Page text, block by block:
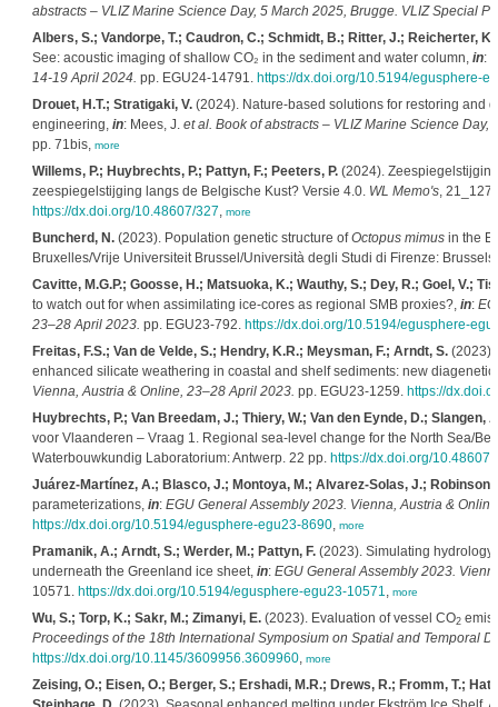
abstracts – VLIZ Marine Science Day, 5 March 2025, Brugge. VLIZ Special
Albers, S.; Vandorpe, T.; Caudron, C.; Schmidt, B.; Ritter, J.; Reicherter,
See: acoustic imaging of shallow CO₂ in the sediment and water column, in:
14-19 April 2024. pp. EGU24-14791. https://dx.doi.org/10.5194/egusphere-
Drouet, H.T.; Stratigaki, V.(2024). Nature-based solutions for restoring and
engineering, in: Mees, J. et al. Book of abstracts – VLIZ Marine Science
pp. 71bis, more
Willems, P.; Huybrechts, P.; Pattyn, F.; Peeters, P.(2024).
zeespiegelstijging langs de Belgische Kust? Versie 4.0. WL Memo's,
https://dx.doi.org/10.48607/327, more
Buncherd, N.(2023). Population genetic structure ofOctopus mimusin the
Bruxelles/Vrije Universiteit Brussel/Università degli Studi di Firenze:
Cavitte, M.G.P.; Goosse, H.; Matsuoka, K.; Wauthy, S.; Dey, R.; Goel, V.;
to watch out for when assimilating ice-cores as regional SMB proxies?, in:
23–28 April 2023. pp. EGU23-792. https://dx.doi.org/10.5194/egusphere-
Freitas, F.S.; Van de Velde, S.; Hendry, K.R.; Meysman, F.; Arndt, S.(2023).
enhanced silicate weathering in coastal and shelf sediments: new
Vienna, Austria & Online, 23–28 April 2023. pp. EGU23-1259. https://
Huybrechts, P.; Van Breedam, J.; Thiery, W.; Van den Eynde, D.; Slangen,
voor Vlaanderen – Vraag 1. Regional sea-level change for the North Sea/
Waterbouwkundig Laboratorium: Antwerp. 22 pp. https://dx.doi.org/10.48607/
Juárez-Martínez, A.; Blasco, J.; Montoya, M.; Alvarez-Solas, J.; Robinson,
parameterizations, in: EGU General Assembly 2023. Vienna, Austria &
https://dx.doi.org/10.5194/egusphere-egu23-8690, more
Pramanik, A.; Arndt, S.; Werder, M.; Pattyn, F.(2023). Simulating hydrology
underneath the Greenland ice sheet, in: EGU General Assembly 2023.
10571. https://dx.doi.org/10.5194/egusphere-egu23-10571, more
Wu, S.; Torp, K.; Sakr, M.; Zimanyi, E.(2023). Evaluation of vessel CO2
Proceedings of the 18th International Symposium on Spatial and Temporal
https://dx.doi.org/10.1145/3609956.3609960, more
Zeising, O.; Eisen, O.; Berger, S.; Ershadi, M.R.; Drews, R.; Fromm, T.;